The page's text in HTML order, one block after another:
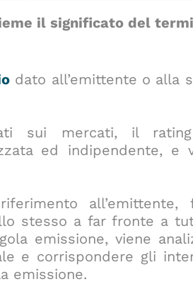
il significato del
dato all’emittente o alla
sui mercati, il rating
ed indipendente, e
all’emittente,
stesso a far fronte a
emissione, viene
e corrispondere gli
emissione.